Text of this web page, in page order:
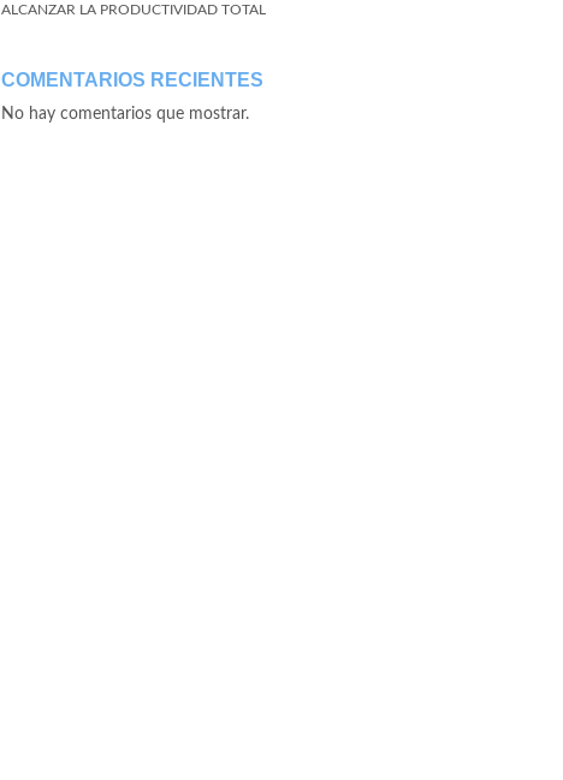
ALCANZAR LA PRODUCTIVIDAD TOTAL
COMENTARIOS RECIENTES
No hay comentarios que mostrar.